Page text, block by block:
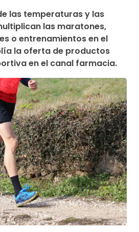
las temperaturas y las
las maratones,
o entrenamientos en el
la oferta de productos
en el canal farmacia.